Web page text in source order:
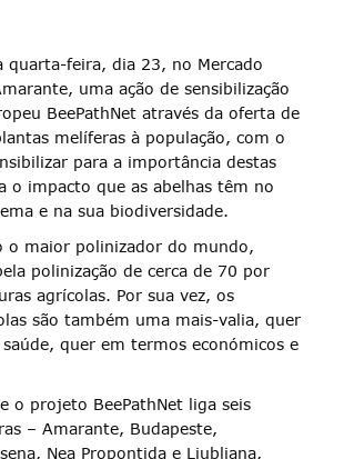
quarta-feira, dia 23, no Mercado
uma ação de sensibilização
BeePathNet através da oferta de
melíferas à população, com o
para a importância destas
o impacto que as abelhas têm no
e na sua biodiversidade.
o maior polinizador do mundo,
polinização de cerca de 70 por
agrícolas. Por sua vez, os
são também uma mais-valia, quer
quer em termos económicos e
o projeto BeePathNet liga seis
– Amarante, Budapeste,
Nea Propontida e Liubliana,